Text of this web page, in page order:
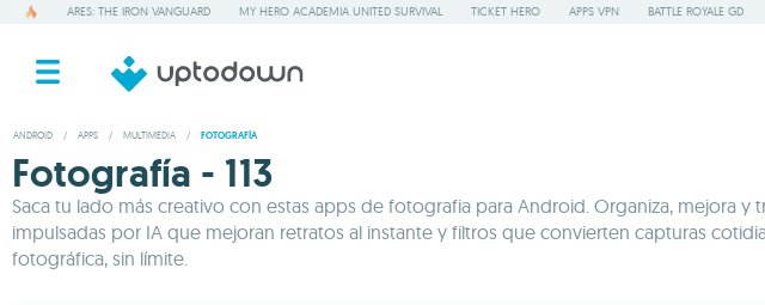
ARES: THE IRON VANGUARD MY HERO ACADEMIA UNITED SURVIVAL TICKET HERO APPS VPN BATTLE ROYALE GD
ANDROID / APPS / MULTIMEDIA / FOTOGRAFÍA
Fotografía - 113
Saca tu lado más creativo con estas apps de fotografia para Android. Organiza, mejora
impulsadas por IA que mejoran retratos al instante y filtros que convierten capturas
fotográfica, sin límite.